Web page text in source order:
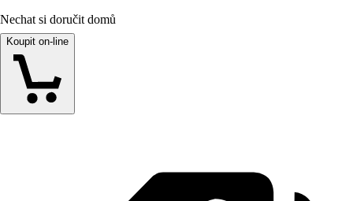
Nechat si doručit domů
Koupit on-line